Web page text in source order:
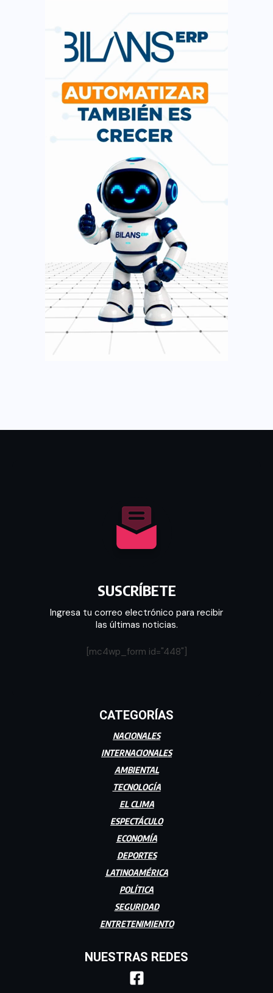
SUSCRÍBETE
Ingresa tu correo electrónico para recibir
las últimas noticias.
[mc4wp_form id="448"]
CATEGORÍAS
NACIONALES
INTERNACIONALES
AMBIENTAL
TECNOLOGÍA
EL CLIMA
ESPECTÁCULO
ECONOMÍA
DEPORTES
LATINOAMÉRICA
POLÍTICA
SEGURIDAD
ENTRETENIMIENTO
NUESTRAS REDES